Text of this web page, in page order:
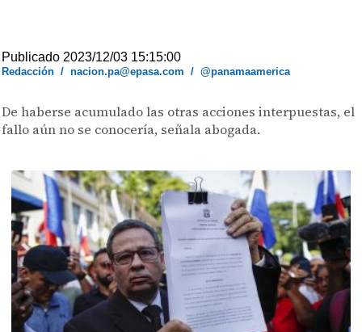
Publicado 2023/12/03 15:15:00
Redacción /nacion.pa@epasa.com /@panamaamerica
De haberse acumulado las otras acciones interpuestas, el
fallo aún no se conocería, señala abogada.